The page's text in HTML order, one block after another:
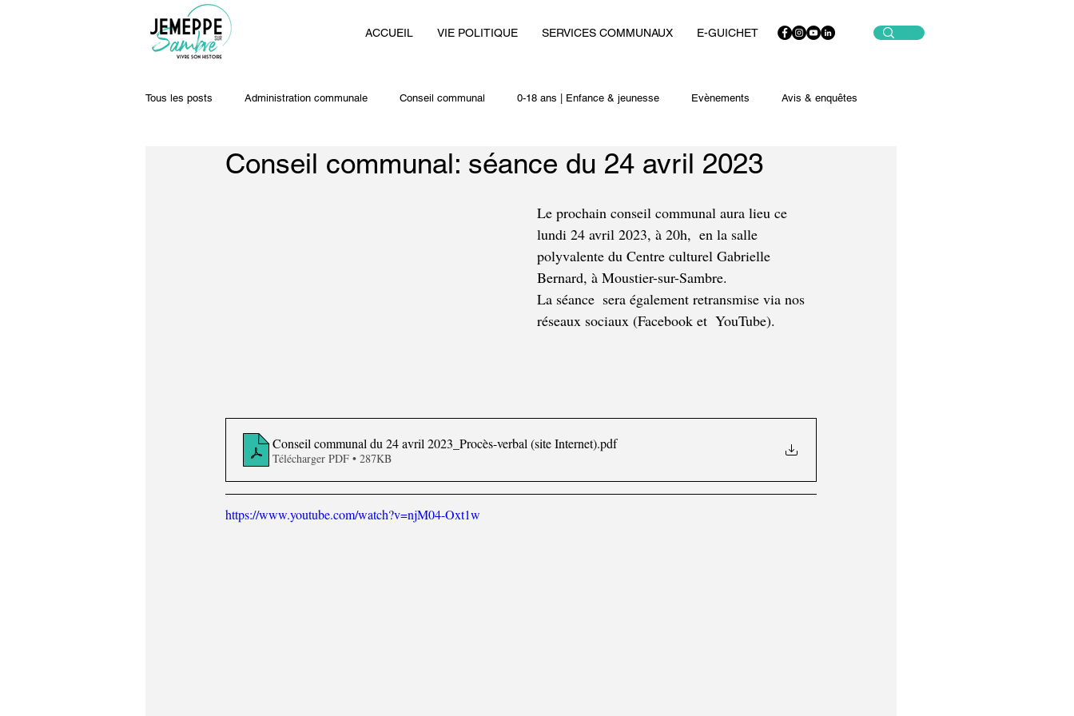
ACCUEIL VIE POLITIQUE SERVICES COMMUNAUX E-GUICHET
Tous les posts Administration communale Conseil communal 0-18 ans | Enfance & jeunesse Evènements Avis & enquêtes
Travaux & voiries Offres d'emploi Autres actualités
Conseil communal: séance du 24 avril 2023
Le prochain conseil communal aura lieu ce
lundi 24 avril 2023, à 20h,  en la salle
polyvalente du Centre culturel Gabrielle
Bernard, à Moustier-sur-Sambre.
La séance  sera également retransmise via nos
réseaux sociaux (Facebook et  YouTube).
Conseil communal du 24 avril 2023_Procès-verbal (site Internet).pdf
Télécharger PDF • 287KB
https://www.youtube.com/watch?v=njM04-Oxt1w